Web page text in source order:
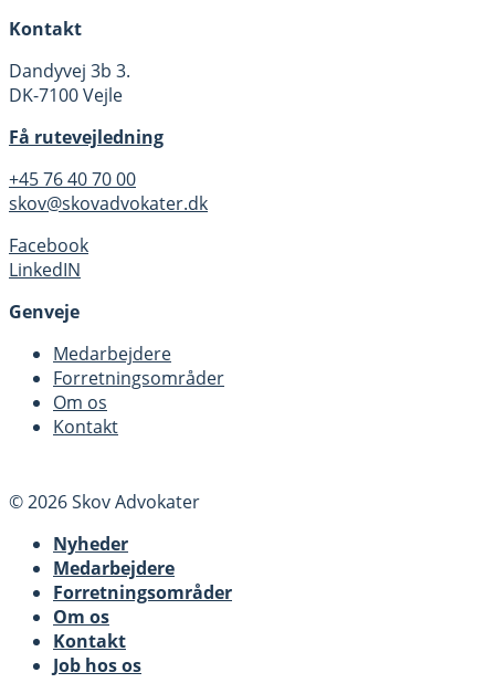
Kontakt
Dandyvej 3b 3.
DK-7100 Vejle
Få rutevejledning
+45 76 40 70 00
skov@skovadvokater.dk
Facebook
LinkedIN
Genveje
Medarbejdere
Forretningsområder
Om os
Kontakt
© 2026 Skov Advokater
Nyheder
Medarbejdere
Forretningsområder
Om os
Kontakt
Job hos os